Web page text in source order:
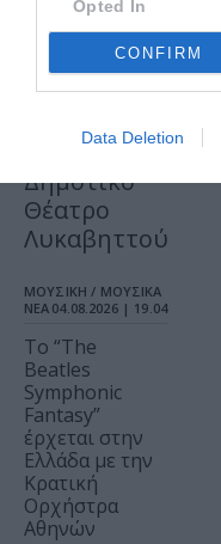
Opted In
CONFIRM
Data Deletion
Βάκχες, του
Ευριπίδη σε
σκηνοθεσία
Γιάβορ
Γκάρντεφ
Δημοτικό
Θέατρο
Λυκαβηττού
ΜΟΥΣΙΚΗ / ΜΟΥΣΙΚΑ
ΝΕΑ 04.08.2026 | 19.04
Το “The
Beatles
Symphonic
Fantasy”
έρχεται στην
Ελλάδα με την
Κρατική
Ορχήστρα
Αθηνών